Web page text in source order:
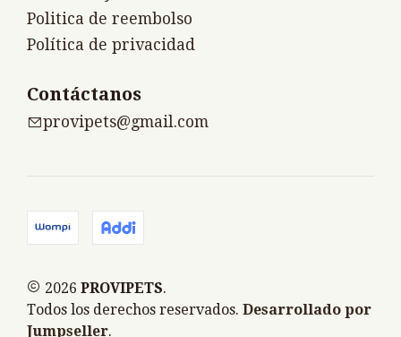
Politica de reembolso
Política de privacidad
Contáctanos
provipets@gmail.com
2026 PROVIPETS.
Todos los derechos reservados. Desarrollado por
Jumpseller.